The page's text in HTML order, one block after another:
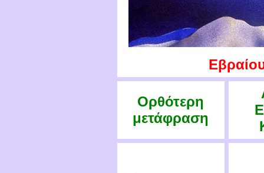
Ορθότερη
μετάφραση